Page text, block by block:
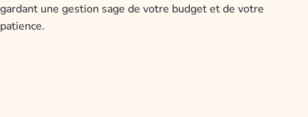
gardant une gestion sage de votre budget et de votre
patience.